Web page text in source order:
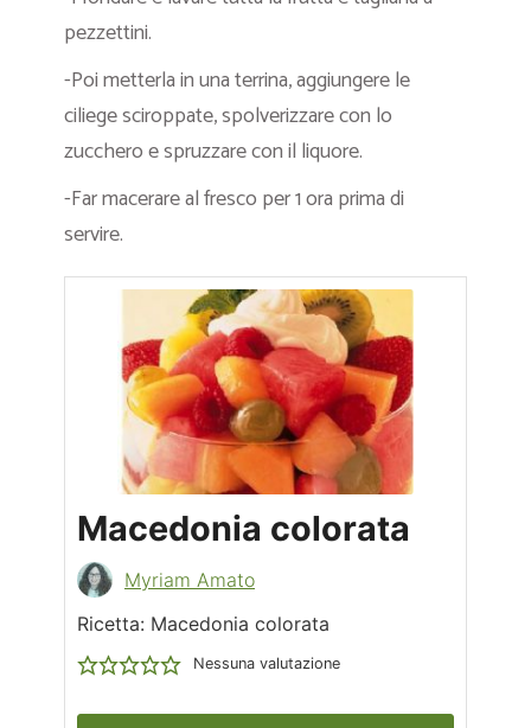
pezzettini.
-Poi metterla in una terrina, aggiungere le
ciliege sciroppate, spolverizzare con lo
zucchero e spruzzare con il liquore.
-Far macerare al fresco per 1 ora prima di
servire.
Macedonia colorata
Myriam Amato
Ricetta: Macedonia colorata
Nessuna valutazione